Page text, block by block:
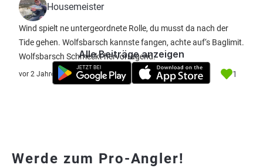
Housemeister
Wind spielt ne untergeordnete Rolle, du musst da nach der
Tide gehen. Wolfsbarsch kannste fangen, achte auf‘s Baglimit.
Wolfsbarsch Schmeckt hervorragend.
vor 2 Jahre 1
Alle Beiträge anzeigen
Werde zum Pro-Angler!